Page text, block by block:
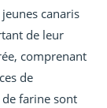
canaris
de leur
comprenant
de
de farine sont